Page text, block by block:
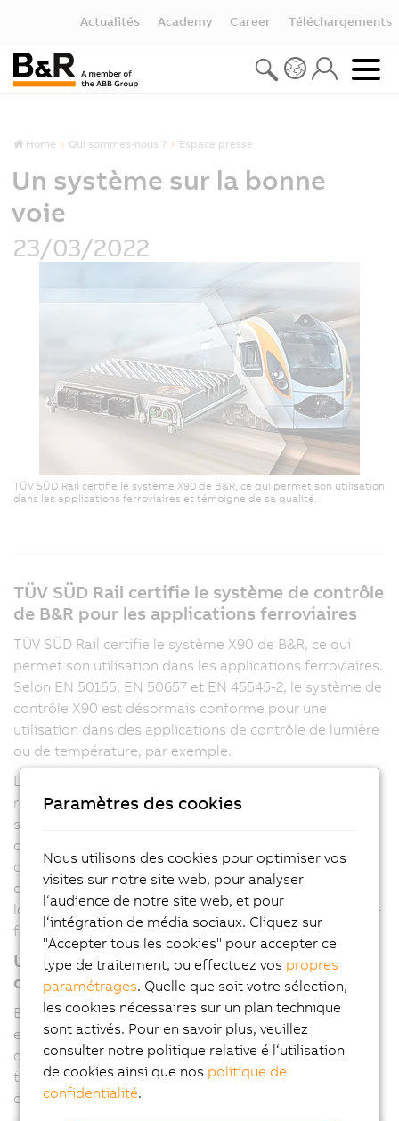
Actualités Academy Career Téléchargements
Home Qui sommes-nous ? Espace presse
Un système sur la bonne
voie
23/03/2022
TÜV SÜD Rail certifie le système X90 de B&R, ce qui permet son utilisation
dans les applications ferroviaires et témoigne de sa qualité.
TÜV SÜD Rail certifie le système de contrôle
de B&R pour les applications ferroviaires
TÜV SÜD Rail certifie le système X90 de B&R, ce qui
permet son utilisation dans les applications ferroviaires.
Selon EN 50155, EN 50657 et EN 45545-2, le système de
contrôle X90 est désormais conforme pour une
utilisation dans des applications de contrôle de lumière
ou de température, par exemple.
Les produits de la gamme X90 sont particulièrement
résistants, même dans les environnements difficiles. Ils
satisfont également de hautes exigences de
compatibilité électromagnétique. La certification
délivrée par TÜV SÜD Rail confirme non seulement ces
caractéristiques, mais aussi la grande qualité des
logiciels B&R ainsi que le haut niveau de protection anti-
feu des produits.
Une conception adaptée aux conditions
d'utilisation extrêmes
B&R a conçu sa gamme de produits X90 pour des
environnements d'utilisation difficiles. Ils sont dotés
d'une protection IP69K et d'un boîtier supportant des
températures de -40°C à +85°C. Ils sont insensibles aux
chocs et aux vibrations.
Paramètres des cookies
Nous utilisons des cookies pour optimiser vos
visites sur notre site web, pour analyser
l‘audience de notre site web, et pour
l‘intégration de média sociaux. Cliquez sur
"Accepter tous les cookies" pour accepter ce
type de traitement, ou effectuez vos propres
paramétrages. Quelle que soit votre sélection,
les cookies nécessaires sur un plan technique
sont activés. Pour en savoir plus, veuillez
consulter notre politique relative é l‘utilisation
de cookies ainsi que nos politique de
confidentialité.